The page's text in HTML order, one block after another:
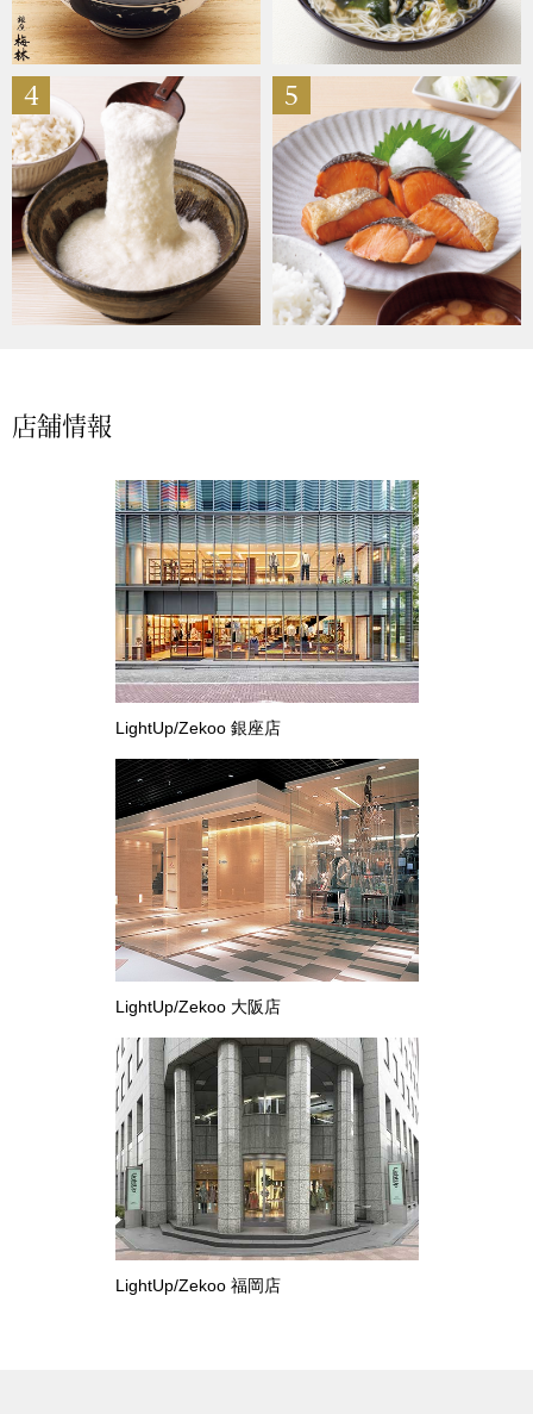
すべて見る
おすすめ特集
【特集】
【特集】
【特集】
おすすめカタ
RUGLOG 2026
アウター
ジャケット
ブルゾン
その他
トップス
Tシャツ／カッ
ポロシャツ
シャツ／ブラ
タンクトップ
4 5
店舗情報
LightUp/Zekoo 銀座店
LightUp/Zekoo 大阪店
LightUp/Zekoo 福岡店